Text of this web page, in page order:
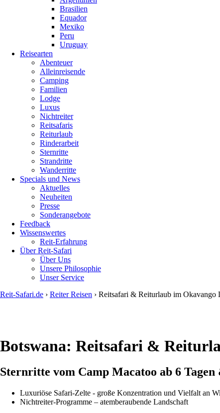
Brasilien
Equador
Mexiko
Peru
Uruguay
Reisearten
Abenteuer
Alleinreisende
Camping
Familien
Lodge
Luxus
Nichtreiter
Reitsafaris
Reiturlaub
Rinderarbeit
Sternritte
Strandritte
Wanderritte
Specials und News
Aktuelles
Neuheiten
Presse
Sonderangebote
Feedback
Wissenswertes
Reit-Erfahrung
Über Reit-Safari
Über Uns
Unsere Philosophie
Unser Service
Reit-Safari.de › Reiter Reisen › Reitsafari & Reiturlaub im Okavango
Botswana: Reitsafari &
Sternritte vom Camp Macatoo ab 6 Tagen
Luxuriöse Safari-Zelte - große Konzentration und Vielfalt an
Nichtreiter-Programme – atemberaubende Landschaft